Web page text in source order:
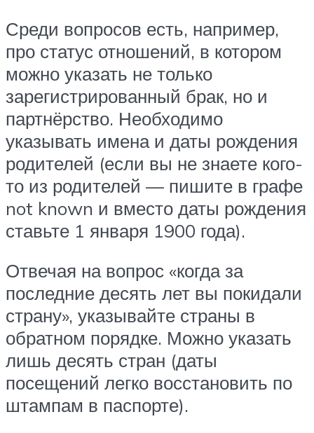
Среди вопросов есть, например,
про статус отношений, в котором
можно указать не только
зарегистрированный брак, но и
партнёрство. Необходимо
указывать имена и даты рождения
родителей (если вы не знаете кого-
то из родителей — пишите в графе
not known и вместо даты рождения
ставьте 1 января 1900 года).
Отвечая на вопрос «когда за
последние десять лет вы покидали
страну», указывайте страны в
обратном порядке. Можно указать
лишь десять стран (даты
посещений легко восстановить по
штампам в паспорте).